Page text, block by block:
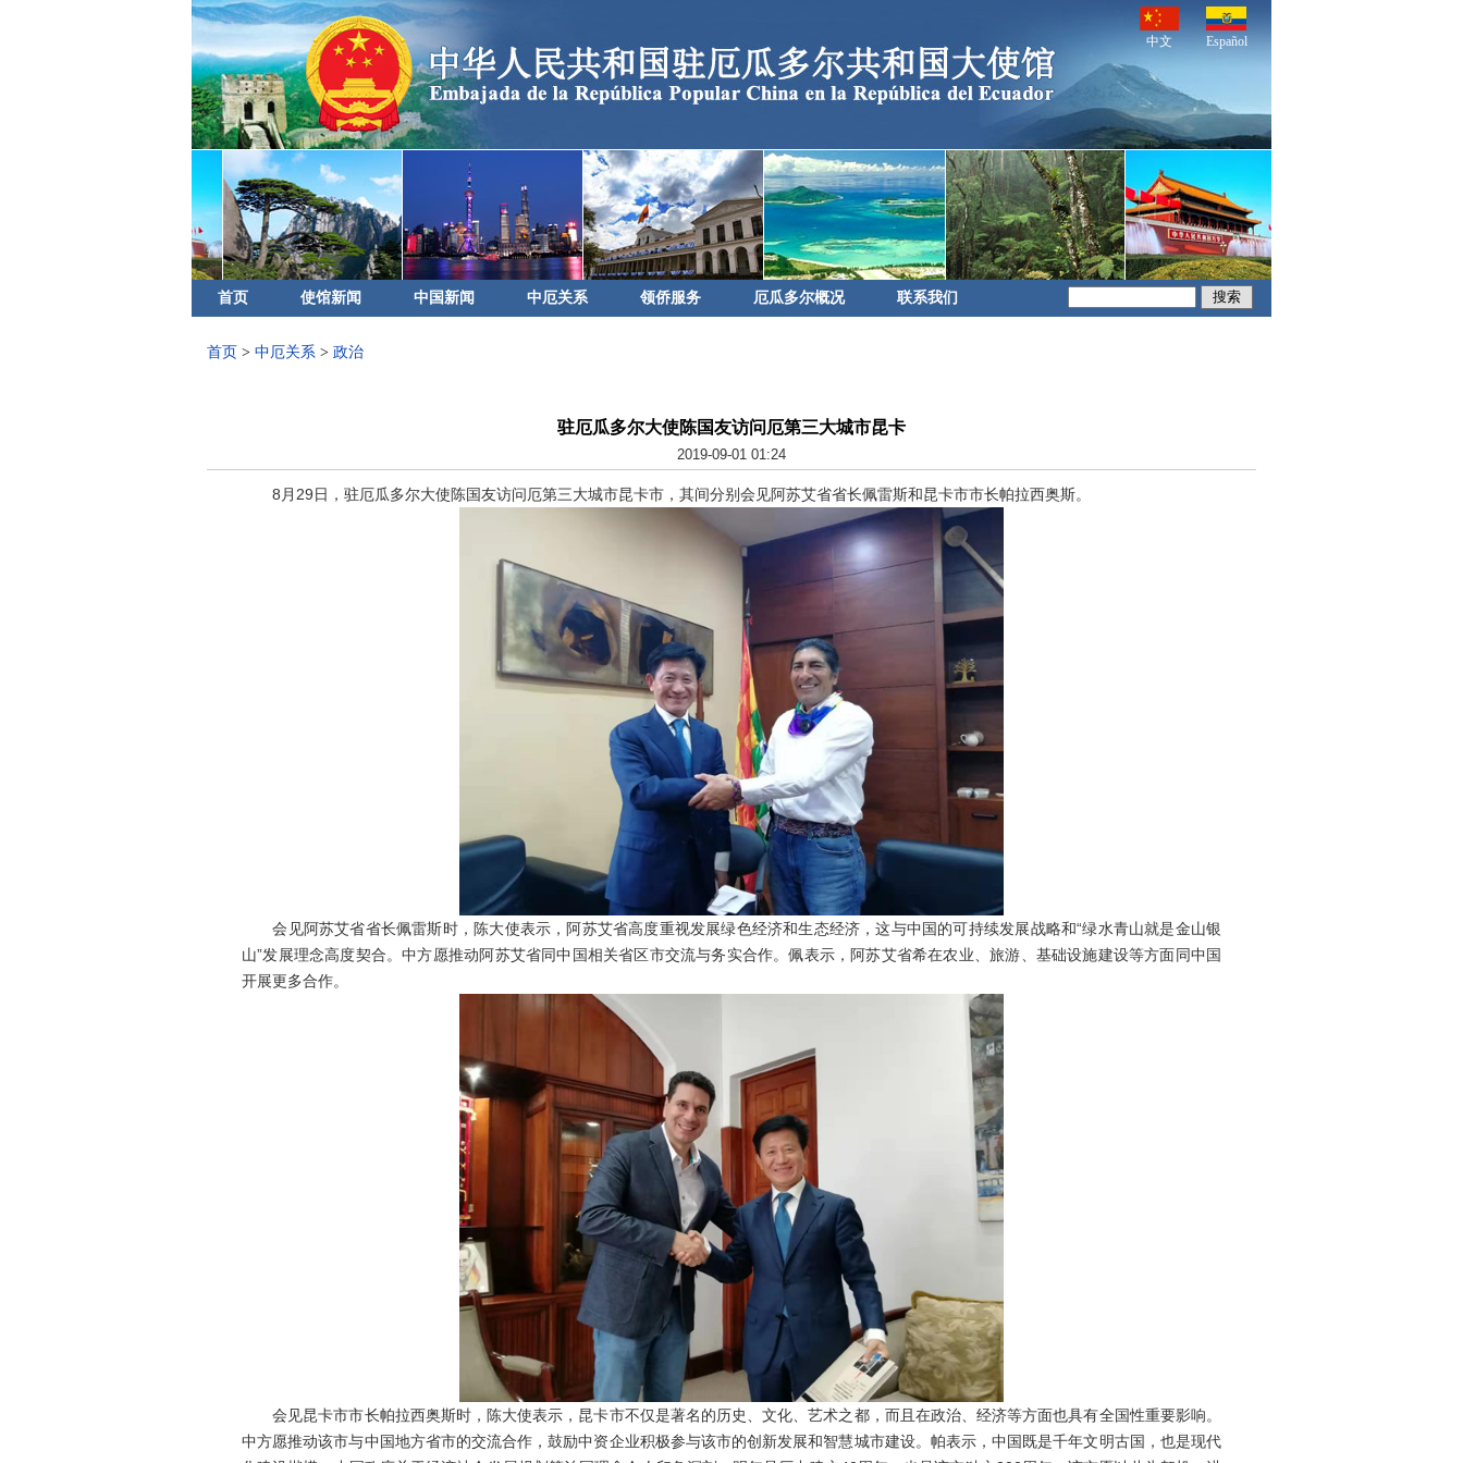
中文 Español
首页 使馆新闻 中国新闻 中厄关系 领侨服务 厄瓜多尔概况 联系我们
首页 > 中厄关系 > 政治
驻厄瓜多尔大使陈国友访问厄第三大城市昆卡
2019-09-01 01:24
8月29日，驻厄瓜多尔大使陈国友访问厄第三大城市昆卡市，其间分别会见阿苏艾省省长佩雷斯和昆卡市市长帕拉西奥斯。
会见阿苏艾省省长佩雷斯时，陈大使表示，阿苏艾省高度重视发展绿色经济和生态经济，这与中国的可持续发展战略和“绿水青山就是金山银
山”发展理念高度契合。中方愿推动阿苏艾省同中国相关省区市交流与务实合作。佩表示，阿苏艾省希在农业、旅游、基础设施建设等方面同中国
开展更多合作。
会见昆卡市市长帕拉西奥斯时，陈大使表示，昆卡市不仅是著名的历史、文化、艺术之都，而且在政治、经济等方面也具有全国性重要影响。
中方愿推动该市与中国地方省市的交流合作，鼓励中资企业积极参与该市的创新发展和智慧城市建设。帕表示，中国既是千年文明古国，也是现代